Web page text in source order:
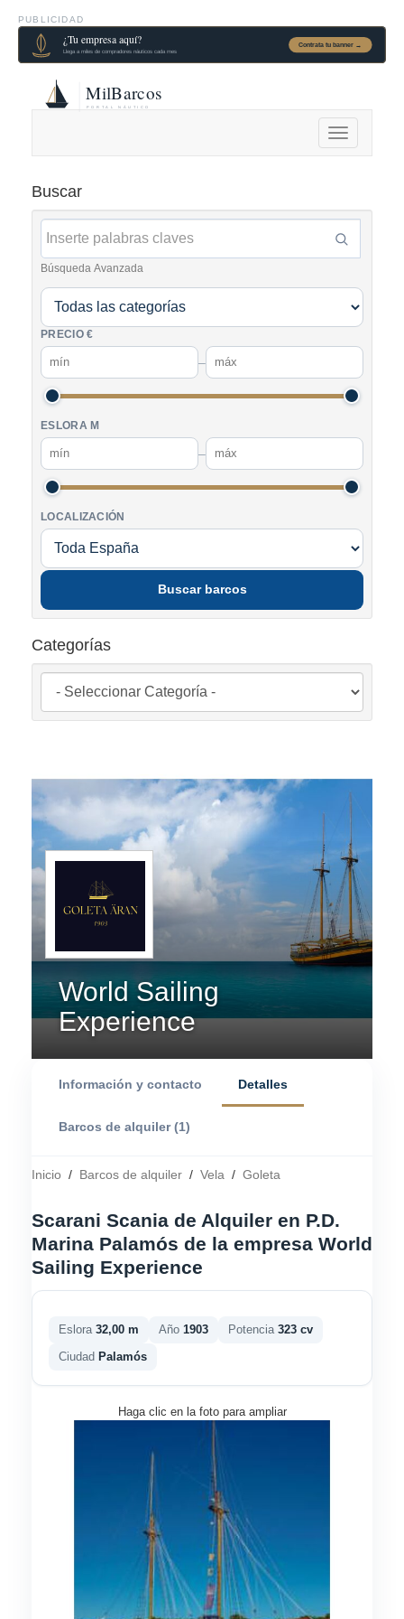
PUBLICIDAD
Alternar
navegación
Buscar
Búsqueda Avanzada
PRECIO €
–
ESLORA M
–
LOCALIZACIÓN
Buscar barcos
Categorías
World Sailing
Experience
Información y contacto Detalles
Barcos de alquiler (1)
Inicio / Barcos de alquiler / Vela / Goleta
Scarani Scania de Alquiler en P.D.
Marina Palamós de la empresa World
Sailing Experience
Eslora 32,00 m Año 1903 Potencia 323 cv
Ciudad Palamós
Haga clic en la foto para ampliar